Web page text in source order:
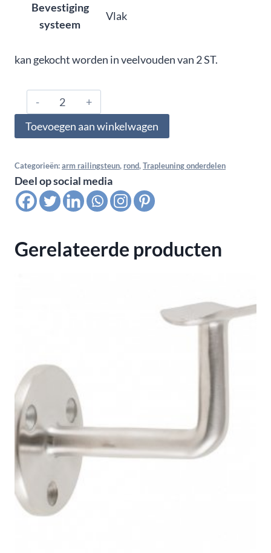
Bevestiging
systeem
Vlak
kan gekocht worden in veelvouden van 2 ST.
316#.480.0321,
Arm
railingsteun
M8
-
48,3
polijst
Toevoegen aan winkelwagen
Categorieën: arm railingsteun, rond, Trapleuning onderdelen
Deel op social media
Gerelateerde producten